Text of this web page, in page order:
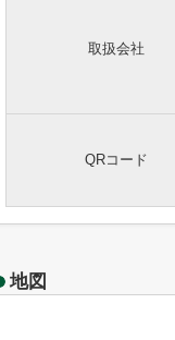
取扱会社
QRコード
地図